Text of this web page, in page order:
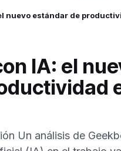
nuevo estándar de
IA: el
Un análisis de